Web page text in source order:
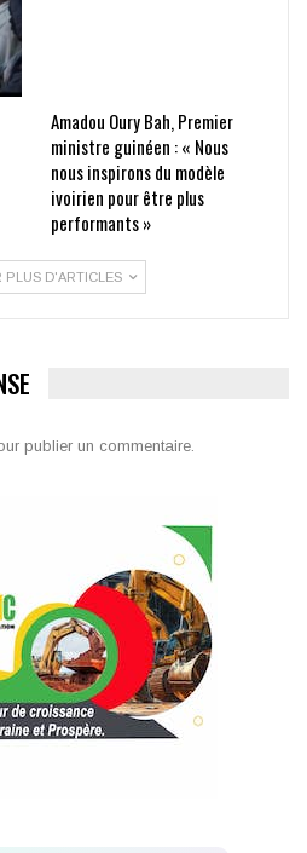
Amadou Oury Bah, Premier
ministre guinéen : « Nous
nous inspirons du modèle
ivoirien pour être plus
performants »
PLUS D'ARTICLES
publier un commentaire.